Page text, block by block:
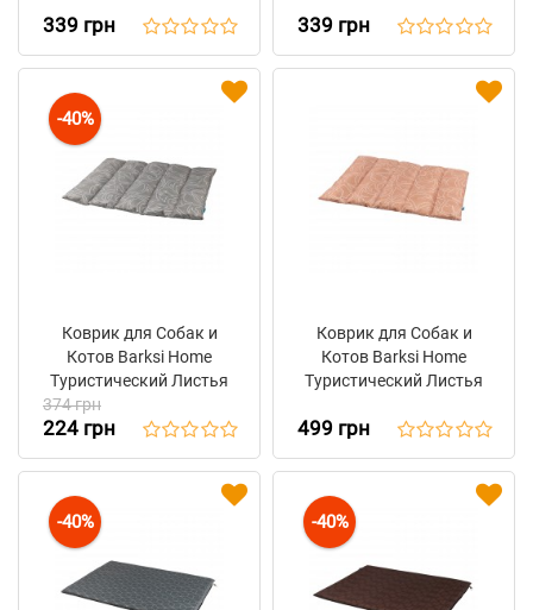
Зеленый
339 грн
Бежевый
339 грн
-40%
Коврик для Собак и
Котов Barksi Home
Туристический Листья
374 грн
224 грн
Коврик для Собак и
Котов Barksi Home
Туристический Листья
499 грн
-40% -40%